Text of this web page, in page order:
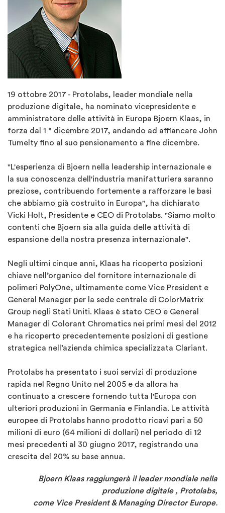
19 ottobre 2017 - Protolabs, leader mondiale nella
produzione digitale, ha nominato vicepresidente e
amministratore delle attività in Europa Bjoern Klaas, in
forza dal 1 ° dicembre 2017, andando ad affiancare John
Tumelty fino al suo pensionamento a fine dicembre.
"L'esperienza di Bjoern nella leadership internazionale e
la sua conoscenza dell'industria manifatturiera saranno
preziose, contribuendo fortemente a rafforzare le basi
che abbiamo già costruito in Europa", ha dichiarato
Vicki Holt, Presidente e CEO di Protolabs. "Siamo molto
contenti che Bjoern sia alla guida delle attività di
espansione della nostra presenza internazionale".
Negli ultimi cinque anni, Klaas ha ricoperto posizioni
chiave nell’organico del fornitore internazionale di
polimeri PolyOne, ultimamente come Vice President e
General Manager per la sede centrale di ColorMatrix
Group negli Stati Uniti. Klaas è stato CEO e General
Manager di Colorant Chromatics nei primi mesi del 2012
e ha ricoperto precedentemente posizioni di gestione
strategica nell’azienda chimica specializzata Clariant.
Protolabs ha presentato i suoi servizi di produzione
rapida nel Regno Unito nel 2005 e da allora ha
continuato a crescere fornendo tutta l'Europa con
ulteriori produzioni in Germania e Finlandia. Le attività
europee di Protolabs hanno prodotto ricavi pari a 50
milioni di euro (64 milioni di dollari) nel periodo di 12
mesi precedenti al 30 giugno 2017, registrando una
crescita del 20% su base annua.
Bjoern Klaas raggiungerà il leader mondiale nella
produzione digitale , Protolabs,
come Vice President & Managing Director Europe.